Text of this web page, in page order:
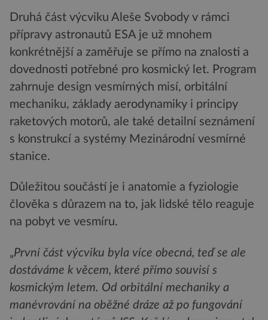
Druhá část výcviku Aleše Svobody v rámci
přípravy astronautů ESA je už mnohem
konkrétnější a zaměřuje se přímo na znalosti a
dovednosti potřebné pro kosmický let. Program
zahrnuje design vesmírných misí, orbitální
mechaniku, základy aerodynamiky i principy
raketových motorů, ale také detailní seznámení
s konstrukcí a systémy Mezinárodní vesmírné
stanice.
Důležitou součástí je i anatomie a fyziologie
člověka s důrazem na to, jak lidské tělo reaguje
na pobyt ve vesmíru.
„První část výcviku byla více obecná, teď se ale
dostáváme k věcem, které přímo souvisí s
kosmickým letem. Od orbitální mechaniky a
manévrování na oběžné dráze až po fungování